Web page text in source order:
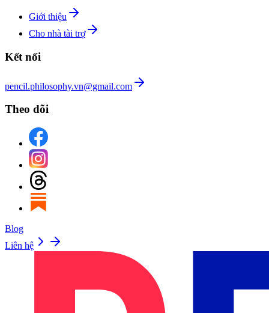
Giới thiệu
Cho nhà tài trợ
Kết nối
pencil.philosophy.vn@gmail.com
Theo dõi
Blog
Liên hệ